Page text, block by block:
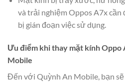
và trải nghiệm Oppos A7x
bị gián đoạn việc sử dụng.
Ưu điểm khi thay mặt kính Oppo
Mobile
Đến với Quỳnh An Mobile, bạn